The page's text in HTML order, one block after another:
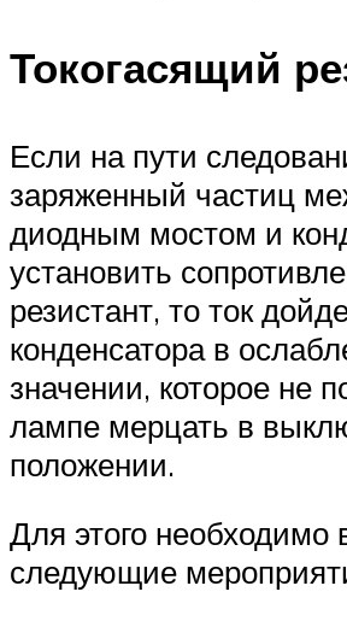
Токогасящий
Если на пути
заряженный частиц
диодным мостом и
установить
резистант, то ток
конденсатора в
значении, которое не
лампе мерцать в
положении.
Для этого необходимо
следующие